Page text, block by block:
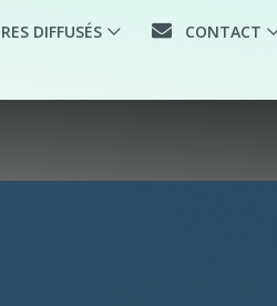
DIFFUSÉS
CONTACT